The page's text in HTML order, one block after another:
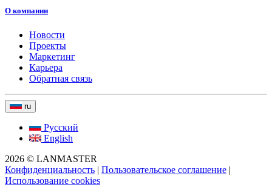
О компании
Новости
Проекты
Маркетинг
Карьера
Обратная связь
ru
Русский
English
2026 © LANMASTER
Конфиденциальность | Пользовательское соглашение |
Использование cookies